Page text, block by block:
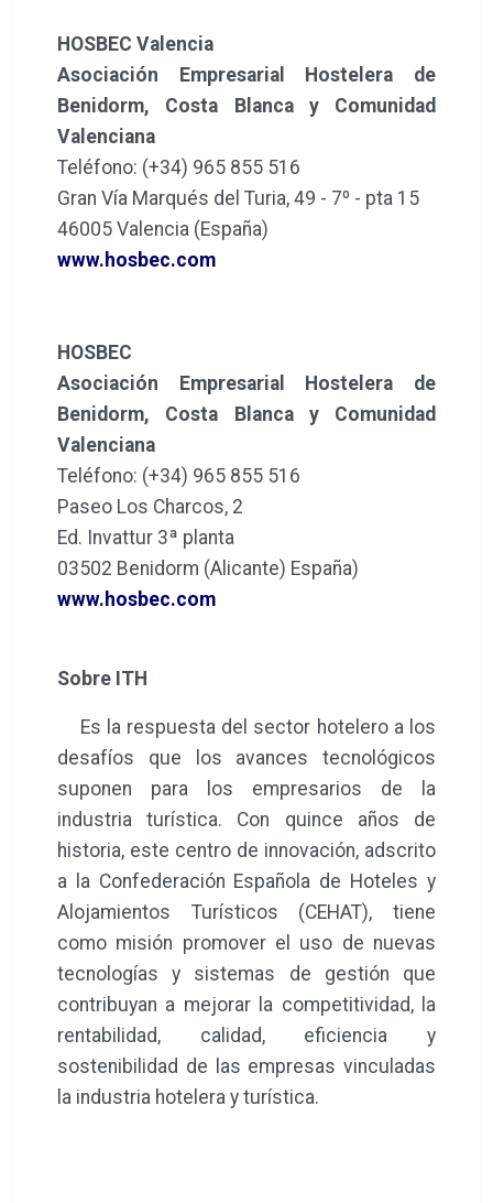
HOSBEC Valencia
Asociación Empresarial Hostelera de
Benidorm, Costa Blanca y Comunidad
Valenciana
Teléfono: (+34) 965 855 516
Gran Vía Marqués del Turia, 49 - 7º - pta 15
46005 Valencia (España)
www.hosbec.com
HOSBEC
Asociación Empresarial Hostelera de
Benidorm, Costa Blanca y Comunidad
Valenciana
Teléfono: (+34) 965 855 516
Paseo Los Charcos, 2
Ed. Invattur 3ª planta
03502 Benidorm (Alicante) España)
www.hosbec.com
Sobre ITH
Es la respuesta del sector hotelero a los
desafíos que los avances tecnológicos
suponen para los empresarios de la
industria turística. Con quince años de
historia, este centro de innovación, adscrito
a la Confederación Española de Hoteles y
Alojamientos Turísticos (CEHAT), tiene
como misión promover el uso de nuevas
tecnologías y sistemas de gestión que
contribuyan a mejorar la competitividad, la
rentabilidad, calidad, eficiencia y
sostenibilidad de las empresas vinculadas
la industria hotelera y turística.